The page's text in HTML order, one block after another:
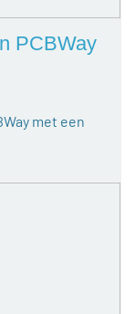
PCBWay
met een